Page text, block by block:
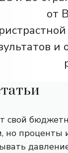
от
и
свой
но проценты